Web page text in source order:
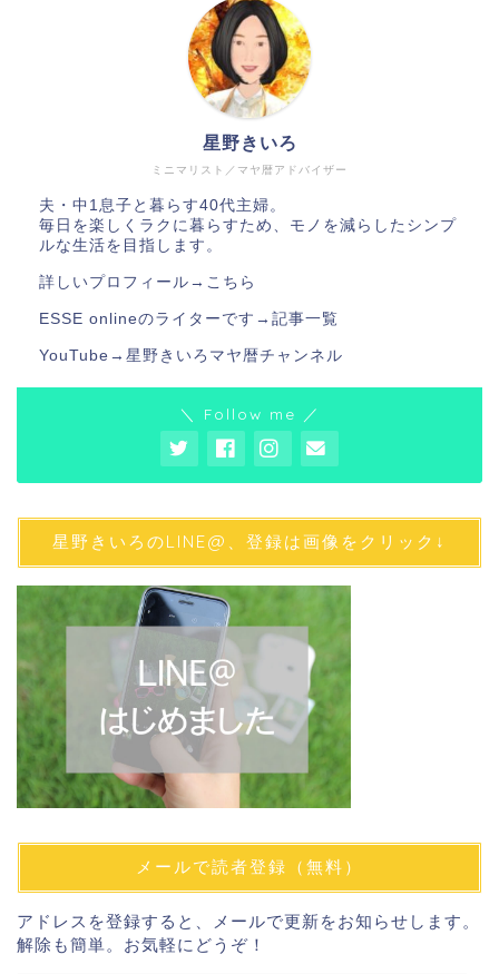
ミニマリスト／マヤ暦アドバイザー
星野きいろ
夫・中1息子と暮らす40代主婦。
毎日を楽しくラクに暮らすため、モノを減らしたシンプ
ルな生活を目指します。
詳しいプロフィール→ こちら
ESSE onlineのライターです→ 記事一覧
YouTube→ 星野きいろマヤ暦チャンネル
＼ Follow me ／
星野きいろのLINE@、登録は画像をクリック↓
メールで読者登録（無料）
アドレスを登録すると、メールで更新をお知らせします。
解除も簡単。お気軽にどうぞ！